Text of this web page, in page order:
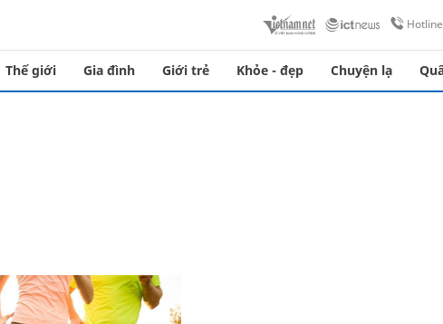
Thế giới Gia đình Giới trẻ Khỏe - đẹp Chuyện lạ